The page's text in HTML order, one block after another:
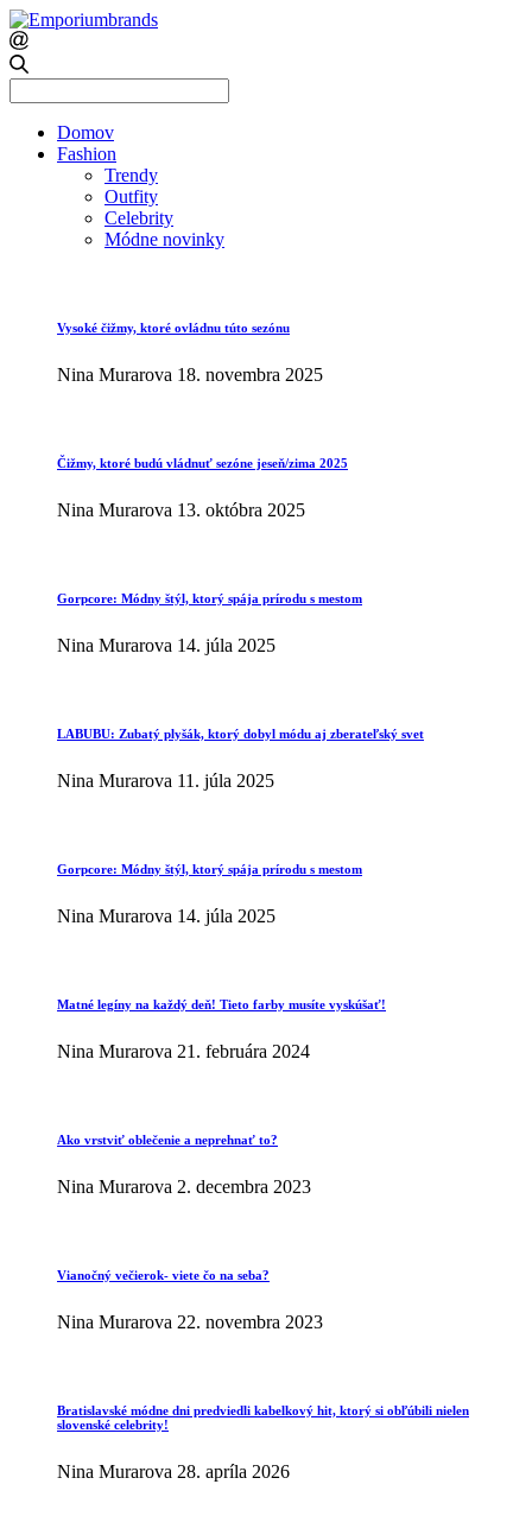
for:
Domov
Fashion
Trendy
Outfity
Celebrity
Módne novinky
Vysoké čižmy, ktoré ovládnu túto sezónu
Nina Murarova 18. novembra 2025
Čižmy, ktoré budú vládnuť sezóne jeseň/zima 2025
Nina Murarova 13. októbra 2025
Gorpcore: Módny štýl, ktorý spája prírodu s mestom
Nina Murarova 14. júla 2025
LABUBU: Zubatý plyšák, ktorý dobyl módu aj zberateľský svet
Nina Murarova 11. júla 2025
Gorpcore: Módny štýl, ktorý spája prírodu s mestom
Nina Murarova 14. júla 2025
Matné legíny na každý deň! Tieto farby musíte vyskúšať!
Nina Murarova 21. februára 2024
Ako vrstviť oblečenie a neprehnať to?
Nina Murarova 2. decembra 2023
Vianočný večierok- viete čo na seba?
Nina Murarova 22. novembra 2023
Bratislavské módne dni predviedli kabelkový hit, ktorý si obľúbili nielen
slovenské celebrity!
Nina Murarova 28. apríla 2026